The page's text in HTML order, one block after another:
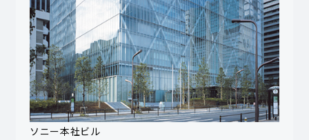
ソニー本社ビル